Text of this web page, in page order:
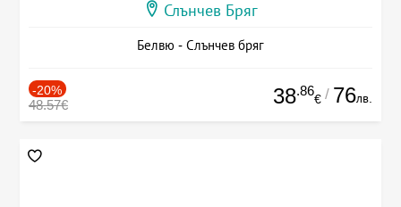
Слънчев Бряг
Белвю - Слънчев бряг
-20%
48.57€ 38.86
€ / 76лв.